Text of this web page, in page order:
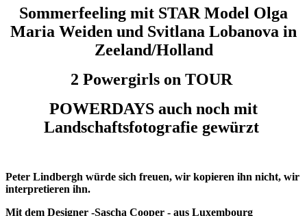
Sommerfeeling mit STAR Model Olga
Maria Weiden und Svitlana Lobanova in
Zeeland/Holland
2 Powergirls on TOUR
POWERDAYS auch noch mit
Landschaftsfotografie gewürzt
Peter Lindbergh würde sich freuen, wir kopieren ihn nicht, wir
interpretieren ihn.
Mit dem Designer -Sascha Cooper - aus Luxembourg